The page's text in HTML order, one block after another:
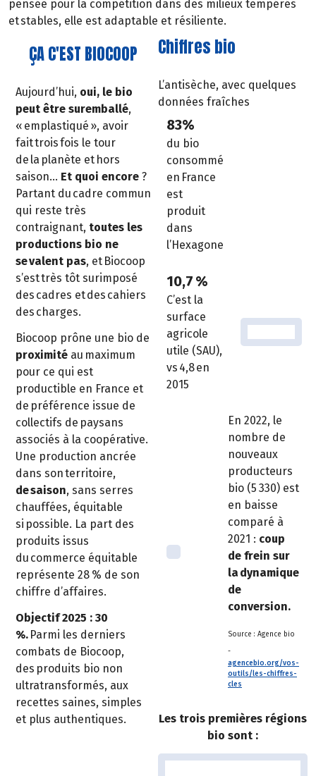
pensée pour la compétition dans des milieux tempérés
et stables, elle est adaptable et résiliente.
ÇA C'EST BIOCOOP
Aujourd’hui, oui, le bio
peut être suremballé,
« emplastiqué », avoir
fait trois fois le tour
de la planète et hors
saison… Et quoi encore ?
Partant du cadre commun
qui reste très
contraignant, toutes les
productions bio ne
se valent pas, et Biocoop
s’est très tôt surimposé
des cadres et des cahiers
des charges.
Biocoop prône une bio de
proximité au maximum
pour ce qui est
productible en France et
de préférence issue de
collectifs de paysans
associés à la coopérative.
Une production ancrée
dans son territoire,
de saison, sans serres
chauffées, équitable
si possible. La part des
produits issus
du commerce équitable
représente 28 % de son
chiffre d’affaires.
Objectif 2025 : 30
%. Parmi les derniers
combats de Biocoop,
des produits bio non
ultratransformés, aux
recettes saines, simples
et plus authentiques.
Chiffres bio
L’antisèche, avec quelques
données fraîches
83%
du bio
consommé
en France
est
produit
dans
l’Hexagone
10,7 %
C’est la
surface
agricole
utile (SAU),
vs 4,8 en
2015
En 2022, le
nombre de
nouveaux
producteurs
bio (5 330) est
en baisse
comparé à
2021 : coup
de frein sur
la dynamique
de
conversion.
Source : Agence bio
-
agencebio.org/vos-
outils/les-chiffres-
cles
Les trois premières régions
bio sont :